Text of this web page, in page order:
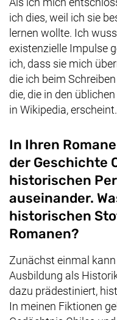
ich dies, weil ich sie
lernen wollte. Ich
existenzielle Impulse
ich, dass sie mich
die ich beim
die, die in den
in Wikipedia, erscheint.
In Ihren
der Geschichte
historischen
auseinander.
historischen
Romanen?
Zunächst einmal
Ausbildung als
dazu prädestiniert,
In meinen Fiktionen